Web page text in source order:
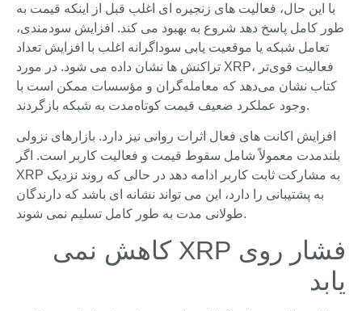
با این حال، فعالیت های زنجیره ای اغلب قبل از اینکه قیمت به
طور کامل پاسخ دهد شروع به بهبود می کند. افزایش سودمندی،
تعامل شبکه یا موقعیت یابی سوداگرانه اغلب با افزایش تعداد
تراکنش ها نشان داده می شود. در مورد XRP، فعالیت قوی‌تر
کتاب نشان می‌دهد که معامله‌گران و مؤسسات ممکن است با
وجود عملکرد ضعیف قیمت کوتاه‌مدت به شبکه بازگردند.
افزایش اکانت های فعال اثرات روانی نیز دارد. بازارهای نزولی
بلندمدت معمولاً شامل سقوط قیمت و فعالیت کاربر است. اگر
XRP به مشارکت ثابت کاربر ادامه دهد در حالی که روند نزدیک
به پشتیبانی را دارد، این می تواند نشانه ای باشد که دارندگان
طولانی مدت به طور کامل تسلیم نمی شوند.
فشار روی XRP کاهش نمی
یابد